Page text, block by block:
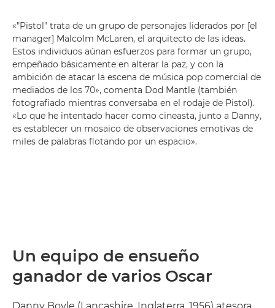
«"Pistol" trata de un grupo de personajes liderados por [el
manager] Malcolm McLaren, el arquitecto de las ideas.
Estos individuos aúnan esfuerzos para formar un grupo,
empeñado básicamente en alterar la paz, y con la
ambición de atacar la escena de música pop comercial de
mediados de los 70», comenta Dod Mantle (también
fotografiado mientras conversaba en el rodaje de Pistol).
«Lo que he intentado hacer como cineasta, junto a Danny,
es establecer un mosaico de observaciones emotivas de
miles de palabras flotando por un espacio».
Un equipo de ensueño
ganador de varios Oscar